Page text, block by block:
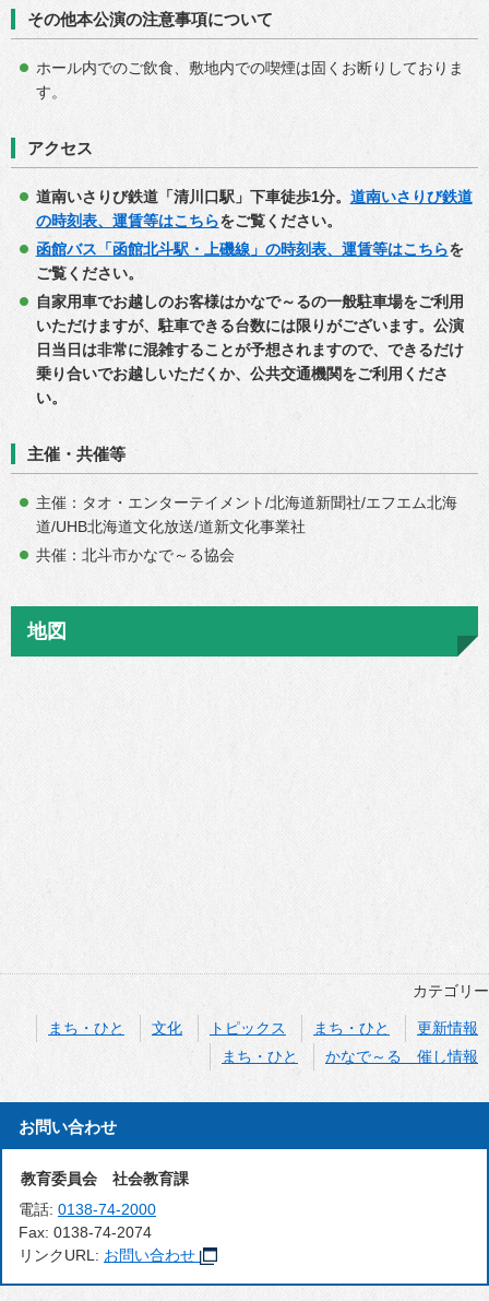
その他本公演の注意事項について
ホール内でのご飲食、敷地内での喫煙は固くお断りしておりま
す。
アクセス
道南いさりび鉄道「清川口駅」下車徒歩1分。 道南いさりび鉄道
の時刻表、運賃等はこちらをご覧ください。
函館バス「函館北斗駅・上磯線」の時刻表、運賃等はこちらを
ご覧ください。
自家用車でお越しのお客様はかなで～るの一般駐車場をご利用
いただけますが、駐車できる台数には限りがございます。公演
日当日は非常に混雑することが予想されますので、できるだけ
乗り合いでお越しいただくか、公共交通機関をご利用くださ
い。
主催・共催等
主催：タオ・エンターテイメント/北海道新聞社/エフエム北海
道/UHB北海道文化放送/道新文化事業社
共催：北斗市かなで～る協会
地図
カテゴリー
まち・ひと 文化 トピックス まち・ひと
更新情報
まち・ひと
かなで～る 催し情報
お問い合わせ
教育委員会 社会教育課
電話: 0138-74-2000
Fax: 0138-74-2074
リンクURL: お問い合わせ